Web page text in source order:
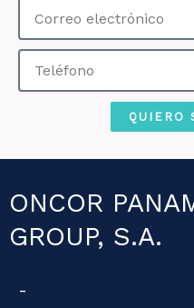
Correo
electrónico
Teléfono
QUIERO
ONCOR
GROUP, S.A.
-